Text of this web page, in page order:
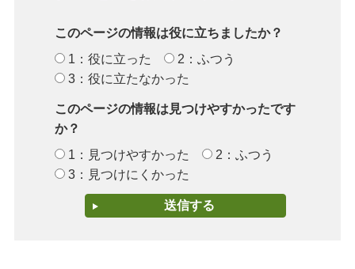
このページの情報は役に立ちましたか？
1：役に立った
2：ふつう
3：役に立たなかった
このページの情報は見つけやすかったです
か？
1：見つけやすかった
2：ふつう
3：見つけにくかった